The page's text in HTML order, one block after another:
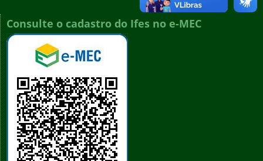
Consulte o cadastro do Ifes no e-MEC